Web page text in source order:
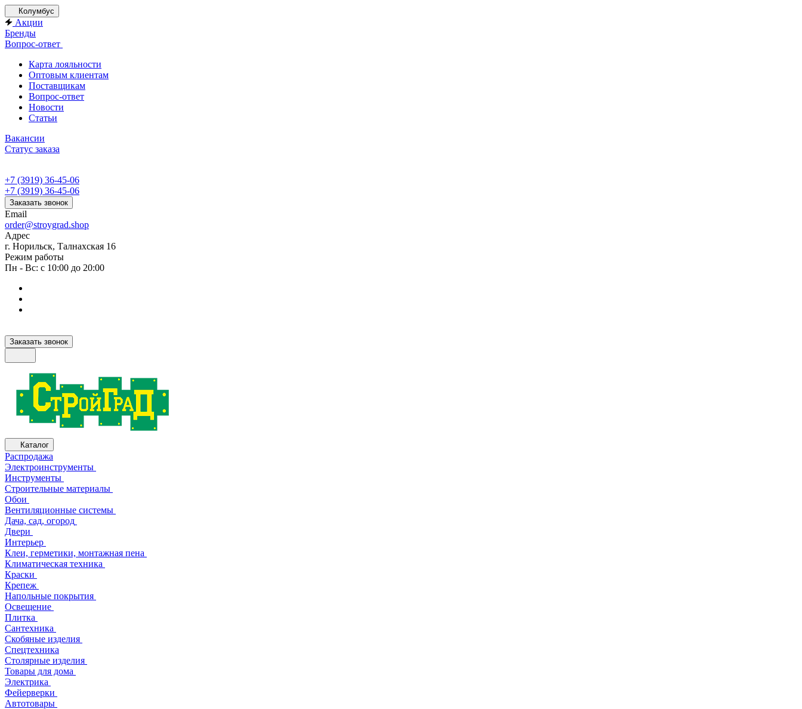
Колумбус
Акции
Бренды
Вопрос-ответ
Карта лояльности
Оптовым клиентам
Поставщикам
Вопрос-ответ
Новости
Статьи
Вакансии
Статус заказа
+7 (3919) 36-45-06
+7 (3919) 36-45-06
Заказать звонок
Email
order@stroygrad.shop
Адрес
г. Норильск, Талнахская 16
Режим работы
Пн - Вс: с 10:00 до 20:00
Заказать звонок
Каталог
Распродажа
Электроинструменты
Инструменты
Строительные материалы
Обои
Вентиляционные системы
Дача, сад, огород
Двери
Интерьер
Клеи, герметики, монтажная пена
Климатическая техника
Краски
Крепеж
Напольные покрытия
Освещение
Плитка
Сантехника
Скобяные изделия
Спецтехника
Столярные изделия
Товары для дома
Электрика
Фейерверки
Автотовары